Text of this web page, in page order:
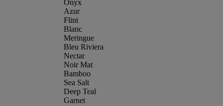
Onyx
Azur
Flint
Blanc
Meringue
Bleu Riviera
Nectar
Noir Mat
Bamboo
Sea Salt
Deep Teal
Garnet